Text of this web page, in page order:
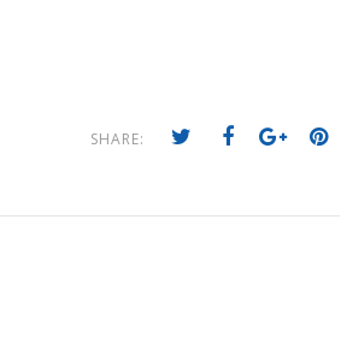
SHARE: